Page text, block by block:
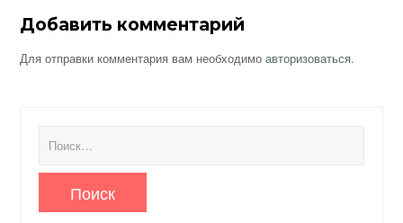
Добавить комментарий
Для отправки комментария вам необходимоавторизоваться.